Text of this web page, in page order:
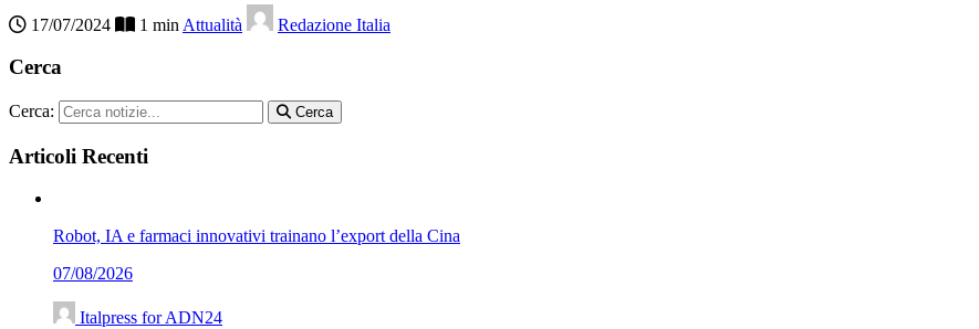
17/07/2024 1 min Attualità Redazione Italia
Cerca
Cerca: Cerca
Articoli Recenti
Robot, IA e farmaci innovativi trainano l’export della Cina
07/08/2026
Italpress for ADN24